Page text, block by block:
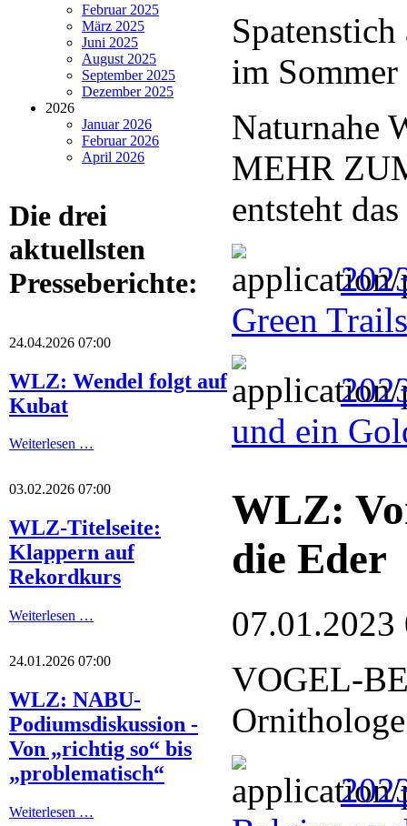
Februar 2025
März 2025
Juni 2025
August 2025
September 2025
Dezember 2025
2026
Januar 2026
Februar 2026
April 2026
Die drei
aktuellsten
Presseberichte:
24.04.2026 07:00
WLZ: Wendel folgt auf
Kubat
Weiterlesen …
03.02.2026 07:00
WLZ-Titelseite:
Klappern auf
Rekordkurs
Weiterlesen …
24.01.2026 07:00
WLZ: NABU-
Podiumsdiskussion -
Von „richtig so“ bis
„problematisch“
Weiterlesen …
im
Naturnahe
MEHR
entsteht
Green
und ein
WLZ:
die Eder
07.01.2023
VOGEL-